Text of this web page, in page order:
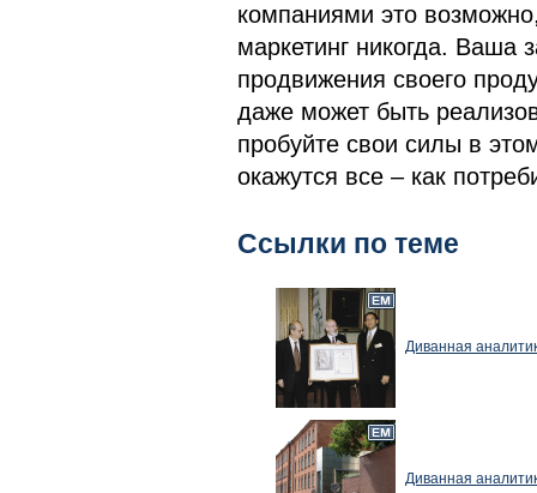
компаниями это
маркетинг никогда. Ваша
продвижения своего
даже может быть
пробуйте свои силы в
окажутся все – как
Ссылки по теме
Диванная
Диванная